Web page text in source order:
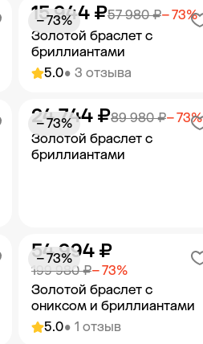
Добавить в корзину
5.0• 3 отзыва
Золотой браслет с
бриллиантами
57 980 ₽− 73%
15 944 ₽
− 73%
Добавить в корзину
Золотой браслет с
бриллиантами
89 980 ₽− 73%
24 744 ₽
− 73%
Добавить в корзину
5.0• 1 отзыв
Золотой браслет с
ониксом и бриллиантами
199 980 ₽− 73%
54 994 ₽
− 73%